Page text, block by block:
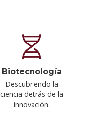
Biotecnología
Descubriendo la
ciencia detrás de la
innovación.